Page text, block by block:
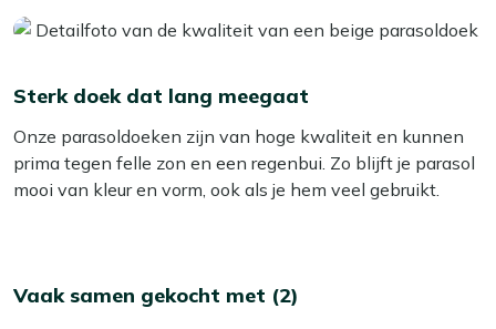
Sterk doek dat lang meegaat
Onze parasoldoeken zijn van hoge kwaliteit en kunnen
prima tegen felle zon en een regenbui. Zo blijft je parasol
mooi van kleur en vorm, ook als je hem veel gebruikt.
Vaak samen gekocht met (2)